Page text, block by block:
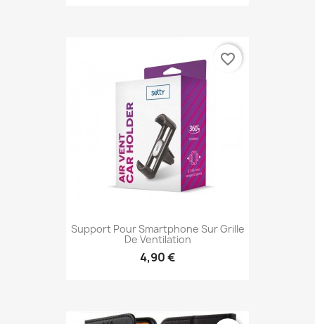
Support Pour Smartphone Sur Grille
De Ventilation
4,90 €
favorite_border